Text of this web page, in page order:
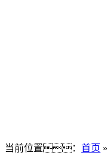
当前位置： 首页 »